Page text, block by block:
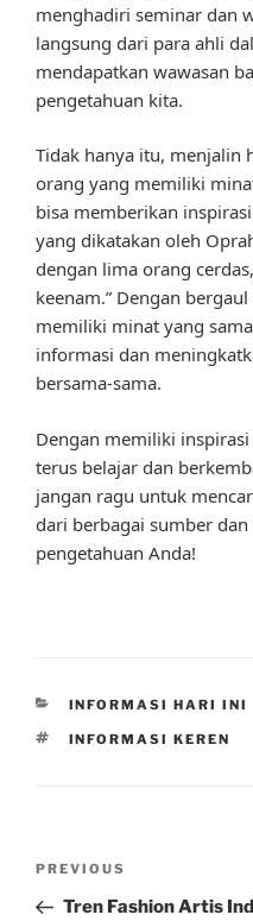
menghadiri seminar dan
langsung dari para ahli
mendapatkan wawasan
pengetahuan kita.
Tidak hanya itu, menjalin
orang yang memiliki
bisa memberikan
yang dikatakan oleh
dengan lima orang
keenam.” Dengan
memiliki minat yang
informasi dan
bersama-sama.
Dengan memiliki
terus belajar dan
jangan ragu untuk
dari berbagai sumber
pengetahuan Anda!
CATEGORIES
INFORMASI HARI INI
TAGS
INFORMASI KEREN
Previous
Post
PREVIOUS
Tren Fashion Artis